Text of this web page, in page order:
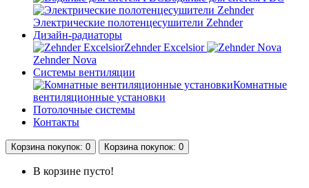
Электрические полотенцесушители Zehnder
Дизайн-радиаторы
Zehnder Excelsior
Zehnder Nova
Системы вентиляции
Комнатные
вентиляционные установки
Потолочные системы
Контакты
Корзинапокупок: 0 Корзинапокупок: 0
В корзине пусто!